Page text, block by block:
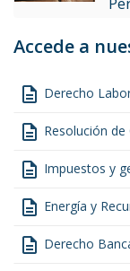
Accede a
description Derecho
description Resolución
description Impuestos y
description Energía y
description Derecho